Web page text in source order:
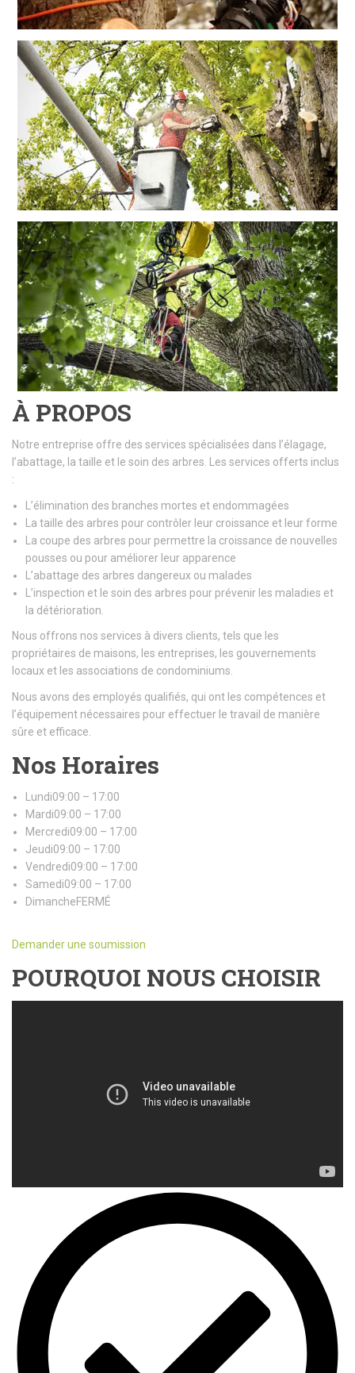
À PROPOS
Notre entreprise offre des services spécialisées dans l’élagage,
l’abattage, la taille et le soin des arbres. Les services offerts inclus
:
L’élimination des branches mortes et endommagées
La taille des arbres pour contrôler leur croissance et leur forme
La coupe des arbres pour permettre la croissance de nouvelles
pousses ou pour améliorer leur apparence
L’abattage des arbres dangereux ou malades
L’inspection et le soin des arbres pour prévenir les maladies et
la détérioration.
Nous offrons nos services à divers clients, tels que les
propriétaires de maisons, les entreprises, les gouvernements
locaux et les associations de condominiums.
Nous avons des employés qualifiés, qui ont les compétences et
l’équipement nécessaires pour effectuer le travail de manière
sûre et efficace.
Nos Horaires
Lundi09:00 – 17:00
Mardi09:00 – 17:00
Mercredi09:00 – 17:00
Jeudi09:00 – 17:00
Vendredi09:00 – 17:00
Samedi09:00 – 17:00
DimancheFERMÉ
Demander une soumission
POURQUOI NOUS CHOISIR